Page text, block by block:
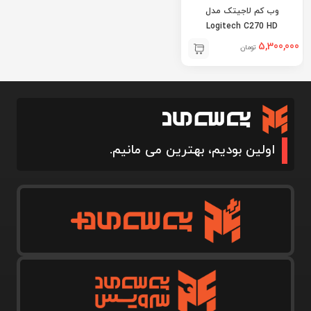
وب کم لاجیتک مدل
Logitech C270 HD
5,300,000 تومان
اولین بودیم، بهترین می مانیم.